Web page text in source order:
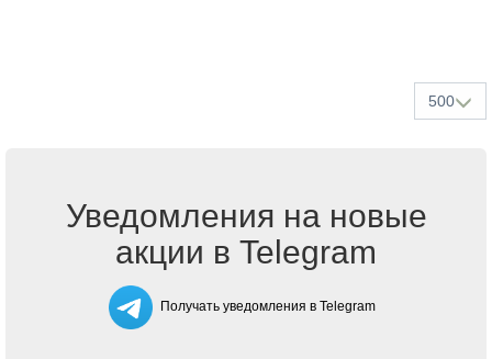
500
Уведомления на новые
акции в Telegram
Получать уведомления в Telegram